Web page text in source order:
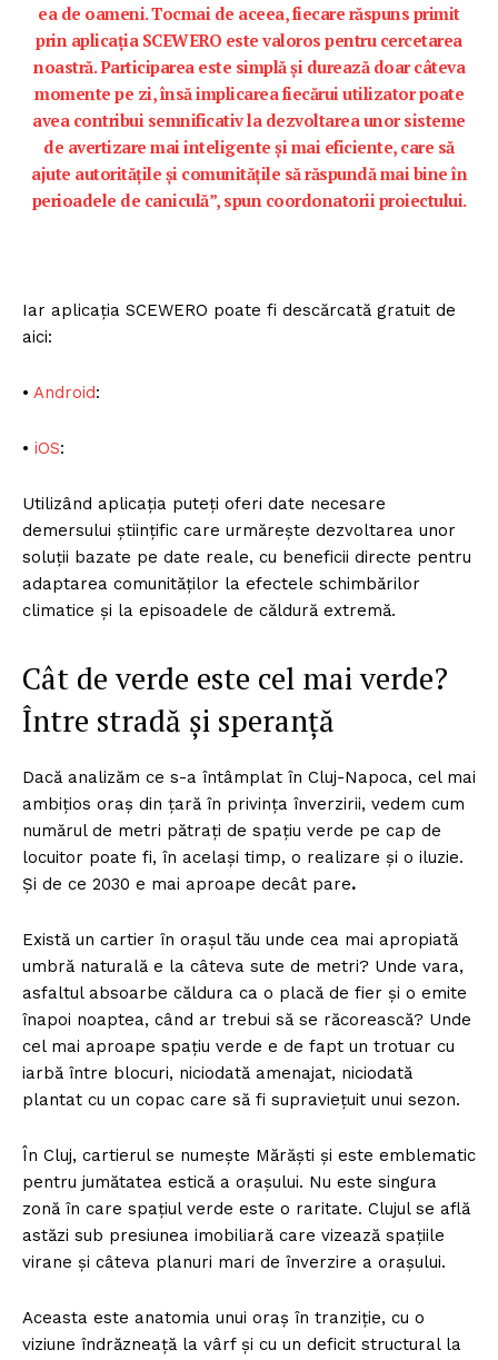
ea de oameni. Tocmai de aceea, fiecare răspuns primit
prin aplicația SCEWERO este valoros pentru cercetarea
noastră. Participarea este simplă și durează doar câteva
momente pe zi, însă implicarea fiecărui utilizator poate
avea contribui semnificativ la dezvoltarea unor sisteme
de avertizare mai inteligente și mai eficiente, care să
ajute autoritățile și comunitățile să răspundă mai bine în
perioadele de caniculă”, spun coordonatorii proiectului.
Iar aplicația SCEWERO poate fi descărcată gratuit de
aici:
• Android:
• iOS:
Utilizând aplicația puteți oferi date necesare
demersului științific care urmărește dezvoltarea unor
soluții bazate pe date reale, cu beneficii directe pentru
adaptarea comunităților la efectele schimbărilor
climatice și la episoadele de căldură extremă.
Cât de verde este cel mai verde?
Între stradă și speranță
Dacă analizăm ce s-a întâmplat în Cluj-Napoca, cel mai
ambițios oraș din țară în privința înverzirii, vedem cum
numărul de metri pătrați de spațiu verde pe cap de
locuitor poate fi, în același timp, o realizare și o iluzie.
Și de ce 2030 e mai aproape decât pare.
Există un cartier în orașul tău unde cea mai apropiată
umbră naturală e la câteva sute de metri? Unde vara,
asfaltul absoarbe căldura ca o placă de fier și o emite
înapoi noaptea, când ar trebui să se răcorească? Unde
cel mai aproape spațiu verde e de fapt un trotuar cu
iarbă între blocuri, niciodată amenajat, niciodată
plantat cu un copac care să fi supraviețuit unui sezon.
În Cluj, cartierul se numește Mărăști și este emblematic
pentru jumătatea estică a orașului. Nu este singura
zonă în care spațiul verde este o raritate. Clujul se află
astăzi sub presiunea imobiliară care vizează spațiile
virane și câteva planuri mari de înverzire a orașului.
Aceasta este anatomia unui oraș în tranziție, cu o
viziune îndrăzneață la vârf și cu un deficit structural la